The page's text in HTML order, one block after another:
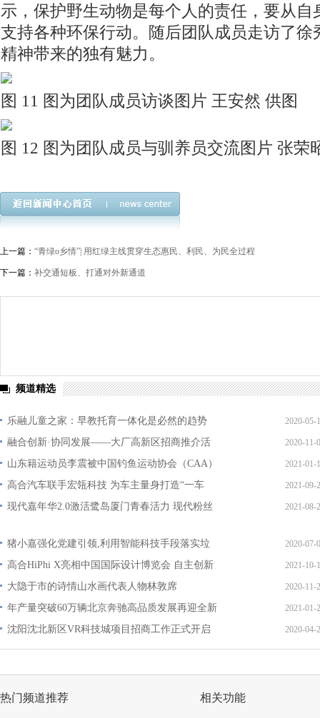
示，保护野生动物是每个人的责任，要从自
支持各种环保行动。随后团队成员走访了徐
精神带来的独有魅力。
图 11 图为团队成员访谈图片 王安然 供图
图 12 图为团队成员与驯养员交流图片 张荣
上一篇： “青绿o乡情”| 用红绿主线贯穿生态惠民、利民、为民全过程
下一篇： 补交通短板、打通对外新通道
频道精选
乐融儿童之家：早教托育一体化是必然的趋势 2020-05-
融合创新·协同发展——大厂高新区招商推介活 2020-11-
山东籍运动员李震被中国钓鱼运动协会（CAA） 2021-01-
高合汽车联手宏瓴科技 为车主量身打造“一车 2021-09-
现代嘉年华2.0激活鹭岛厦门青春活力 现代粉丝 2021-08-
猪小嘉强化党建引领,利用智能科技手段落实垃 2020-07-
高合HiPhi X亮相中国国际设计博览会 自主创新 2021-10-
大隐于市的诗情山水画代表人物林敦席 2020-11-
年产量突破60万辆北京奔驰高品质发展再迎全新 2021-01-
沈阳沈北新区VR科技城项目招商工作正式开启 2020-04-
热门频道推荐 相关功能